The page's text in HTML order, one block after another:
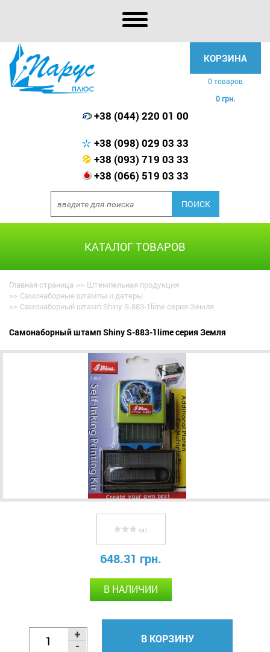
КОРЗИНА
0 товаров
0 грн.
+38 (044) 220 01 00
+38 (098) 029 03 33
+38 (093) 719 03 33
+38 (066) 519 03 33
КАТАЛОГ ТОВАРОВ
Главная страница >> Штемпельная продукция
>> Самонаборные штампы и датеры
>> Самонаборный штамп Shiny S-883-1lime серия Земля
Самонаборный штамп Shiny S-883-1lime серия Земля
( 0 )
648.31 грн.
В НАЛИЧИИ
В КОРЗИНУ